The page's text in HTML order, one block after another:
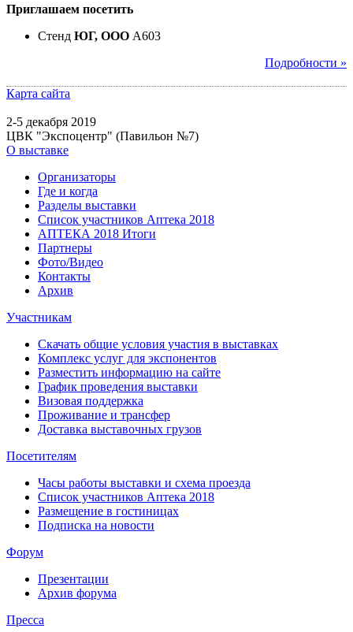
Приглашаем посетить
Стенд ЮГ, ООО A603
Подробности »
Карта сайта
2-5 декабря 2019
ЦВК "Экспоцентр" (Павильон №7)
О выставке
Организаторы
Где и когда
Разделы выставки
Список участников Аптека 2018
АПТЕКА 2018 Итоги
Партнеры
Фото/Видео
Контакты
Архив
Участникам
Скачать общие условия участия в выставках
Комплекс услуг для экспонентов
Разместить информацию на сайте
График проведения выставки
Визовая поддержка
Проживание и трансфер
Доставка выставочных грузов
Посетителям
Часы работы выставки и схема проезда
Список участников Аптека 2018
Размещение в гостиницах
Подписка на новости
Форум
Презентации
Архив форума
Пресса